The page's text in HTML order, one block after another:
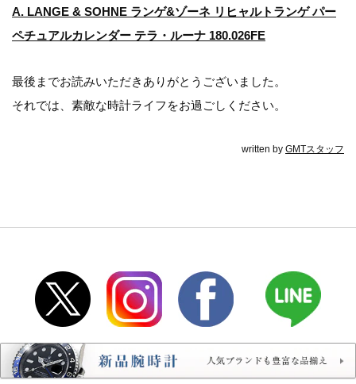
A. LANGE & SOHNE ランゲ&ゾーネ リヒャルトランゲ パー
ペチュアルカレンダー テラ・ルーナ 180.026FE
最後までお読みいただきありがとうございました。
それでは、素敵な時計ライフをお過ごしください。
written by GMTスタッフ